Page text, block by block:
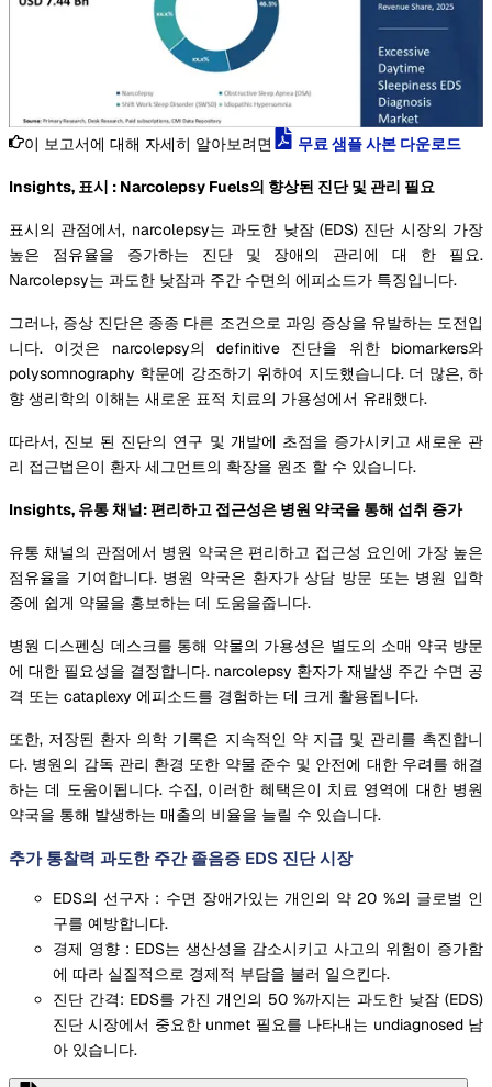
이 보고서에 대해 자세히 알아보려면 무료 샘플 사본 다운로드
Insights, 표시 : Narcolepsy Fuels의 향상된 진단 및 관리 필요
표시의 관점에서, narcolepsy는 과도한 낮잠 (EDS) 진단 시장의 가장
높은 점유율을 증가하는 진단 및 장애의 관리에 대 한 필요.
Narcolepsy는 과도한 낮잠과 주간 수면의 에피소드가 특징입니다.
그러나, 증상 진단은 종종 다른 조건으로 과잉 증상을 유발하는 도전입
니다. 이것은 narcolepsy의 definitive 진단을 위한 biomarkers와
polysomnography 학문에 강조하기 위하여 지도했습니다. 더 많은, 하
향 생리학의 이해는 새로운 표적 치료의 가용성에서 유래했다.
따라서, 진보 된 진단의 연구 및 개발에 초점을 증가시키고 새로운 관
리 접근법은이 환자 세그먼트의 확장을 원조 할 수 있습니다.
Insights, 유통 채널: 편리하고 접근성은 병원 약국을 통해 섭취 증가
유통 채널의 관점에서 병원 약국은 편리하고 접근성 요인에 가장 높은
점유율을 기여합니다. 병원 약국은 환자가 상담 방문 또는 병원 입학
중에 쉽게 약물을 홍보하는 데 도움을줍니다.
병원 디스펜싱 데스크를 통해 약물의 가용성은 별도의 소매 약국 방문
에 대한 필요성을 결정합니다. narcolepsy 환자가 재발생 주간 수면 공
격 또는 cataplexy 에피소드를 경험하는 데 크게 활용됩니다.
또한, 저장된 환자 의학 기록은 지속적인 약 지급 및 관리를 촉진합니
다. 병원의 감독 관리 환경 또한 약물 준수 및 안전에 대한 우려를 해결
하는 데 도움이됩니다. 수집, 이러한 혜택은이 치료 영역에 대한 병원
약국을 통해 발생하는 매출의 비율을 늘릴 수 있습니다.
추가 통찰력 과도한 주간 졸음증 EDS 진단 시장
EDS의 선구자 : 수면 장애가있는 개인의 약 20 %의 글로벌 인
구를 예방합니다.
경제 영향 : EDS는 생산성을 감소시키고 사고의 위험이 증가함
에 따라 실질적으로 경제적 부담을 불러 일으킨다.
진단 간격: EDS를 가진 개인의 50 %까지는 과도한 낮잠 (EDS)
진단 시장에서 중요한 unmet 필요를 나타내는 undiagnosed 남
아 있습니다.